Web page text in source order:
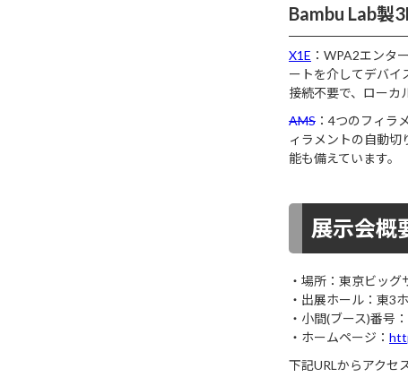
Bambu Lab製
X1E ：WPA2エンタ
ートを介してデバイ
接続不要で、ローカ
AMS ：4つのフィラ
ィラメントの自動切
能も備えています。
展示会概
・場所：東京ビッ
・出展ホール：東3
・小間(ブース)番号
・ホームページ：
下記URLからアクセ